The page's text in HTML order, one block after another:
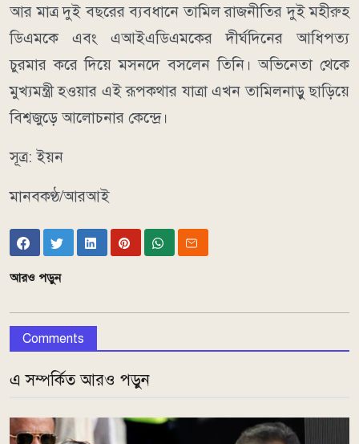
আর মাত্র দুই বছরের ব্যবধানে তামিল রাজনীতির দুই মহীরুহ
ডিএমকে এবং এআইএডিএমকের দীর্ঘদিনের আধিপত্য
চুরমার করে দিয়ে মসনদে বসলেন তিনি। অভিনেতা থেকে
মুখ্যমন্ত্রী হওয়ার এই রূপকথার যাত্রা এখন তামিলনাড়ু ছাড়িয়ে
বিশ্বজুড়ে আলোচনার কেন্দ্রে।
সূত্র: ইয়ন
মানবকণ্ঠ/আরআই
আরও পড়ুন
Comments
এ সম্পর্কিত আরও পড়ুন